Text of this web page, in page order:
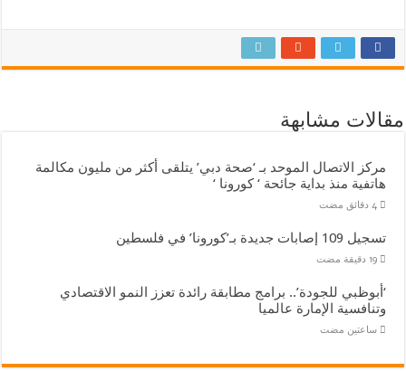
مقالات مشابهة
مركز الاتصال الموحد بـ ‘صحة دبي’ يتلقى أكثر من مليون مكالمة
هاتفية منذ بداية جائحة ‘ كورونا ‘
‏4 دقائق مضت
تسجيل 109 إصابات جديدة بـ’كورونا’ في فلسطين
‏19 دقيقة مضت
‘أبوظبي للجودة’.. برامج مطابقة رائدة تعزز النمو الاقتصادي
وتنافسية الإمارة عالميا
‏ساعتين مضت